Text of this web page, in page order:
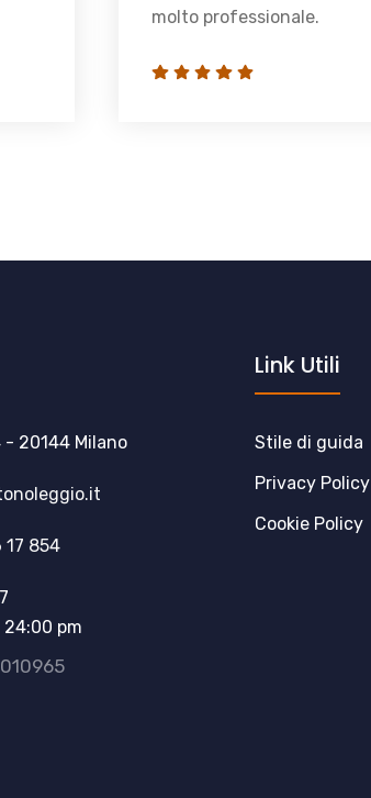
molto professionale.
- 20144 Milano
17 854
pm
Link Utili
Stile di guida
Privacy Policy
Cookie Policy